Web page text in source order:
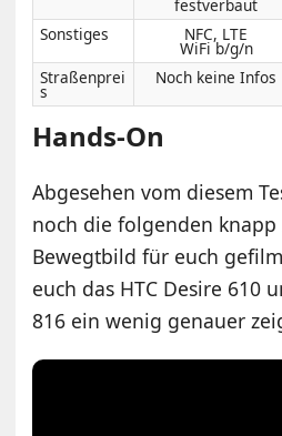
festverbaut
Sonstiges
NFC, LTE
WiFi b/g/n
Straßenprei
s
Noch keine Infos
Hands-On
Abgesehen vom diesem
noch die folgenden
Bewegtbild für euch
euch das HTC Desire 610
816 ein wenig genauer